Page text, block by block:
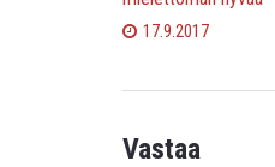
17.9.2017
Vastaa